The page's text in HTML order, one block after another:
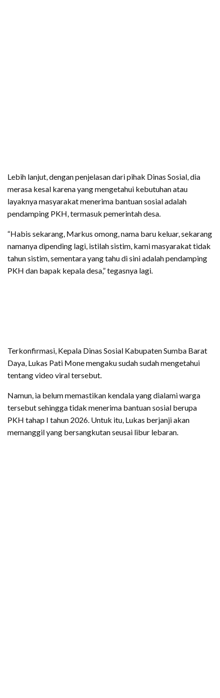
Lebih lanjut, dengan penjelasan dari pihak Dinas Sosial, dia
merasa kesal karena yang mengetahui kebutuhan atau
layaknya masyarakat menerima bantuan sosial adalah
pendamping PKH, termasuk pemerintah desa.
“Habis sekarang, Markus omong, nama baru keluar, sekarang
namanya dipending lagi, istilah sistim, kami masyarakat tidak
tahun sistim, sementara yang tahu di sini adalah pendamping
PKH dan bapak kepala desa,” tegasnya lagi.
Terkonfirmasi, Kepala Dinas Sosial Kabupaten Sumba Barat
Daya, Lukas Pati Mone mengaku sudah sudah mengetahui
tentang video viral tersebut.
Namun, ia belum memastikan kendala yang dialami warga
tersebut sehingga tidak menerima bantuan sosial berupa
PKH tahap I tahun 2026. Untuk itu, Lukas berjanji akan
memanggil yang bersangkutan seusai libur lebaran.